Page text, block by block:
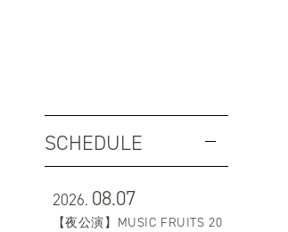
SCHEDULE
2026. 08.07
【夜公演】MUSIC FRUITS 20